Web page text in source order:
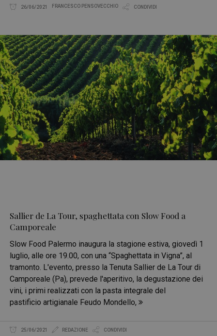
26/06/2021 FRANCESCO PENSOVECCHIO CONDIVIDI
Sallier de La Tour, spaghettata con Slow Food a
Camporeale
Slow Food Palermo inaugura la stagione estiva, giovedì 1
luglio, alle ore 19.00, con una “Spaghettata in Vigna”, al
tramonto. L'evento, presso la Tenuta Sallier de La Tour di
Camporeale (Pa), prevede l'aperitivo, la degustazione dei
vini, i primi realizzati con la pasta integrale del
pastificio artigianale Feudo Mondello,
25/06/2021 REDAZIONE CONDIVIDI